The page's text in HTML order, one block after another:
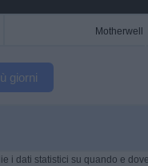
Motherwell
giorni
i dati statistici su quando e